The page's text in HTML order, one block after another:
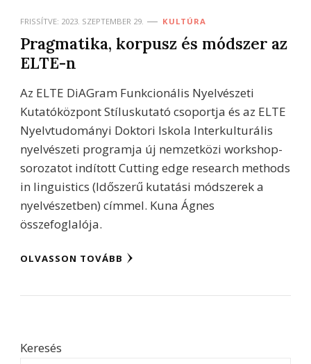
FRISSÍTVE: 2023. SZEPTEMBER 29. KULTÚRA
Pragmatika, korpusz és módszer az
ELTE-n
Az ELTE DiAGram Funkcionális Nyelvészeti
Kutatóközpont Stíluskutató csoportja és az ELTE
Nyelvtudományi Doktori Iskola Interkulturális
nyelvészeti programja új nemzetközi workshop-
sorozatot indított Cutting edge research methods
in linguistics (Időszerű kutatási módszerek a
nyelvészetben) címmel. Kuna Ágnes
összefoglalója.
OLVASSON TOVÁBB
Keresés